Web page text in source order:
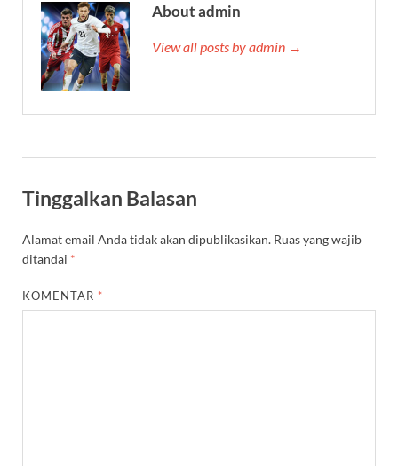
About admin
View all posts by admin →
Tinggalkan Balasan
Alamat email Anda tidak akan dipublikasikan. Ruas yang wajib
ditandai *
KOMENTAR *